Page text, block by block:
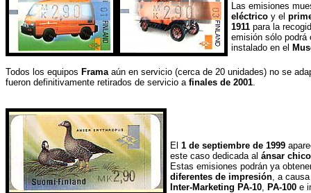
Las emisiones
eléctrico y el
1911 para la
emisión sólo podrá
instalado en el
Todos los equipos Framaaún en servicio (cerca de 20 unidades) no se
fueron definitivamente retirados de servicio a finales de 2001.
El 1 de septiembre de 1999
este caso dedicada al ánsar chico
Estas emisiones podrán ya
diferentes de impresión, a
Inter-Marketing PA-10, PA-100 e